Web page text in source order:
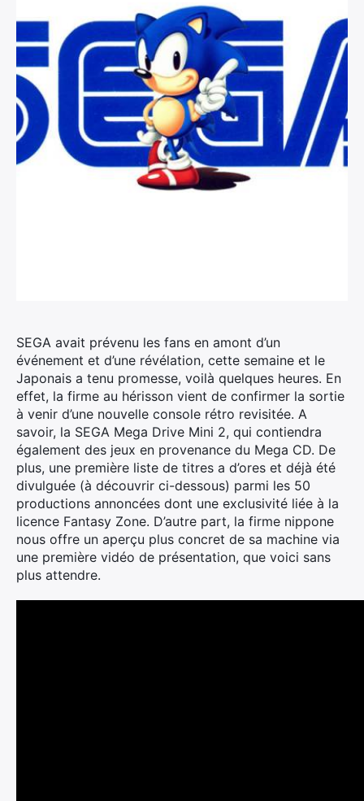
SEGA avait prévenu les fans en amont d’un
événement et d’une révélation, cette semaine et le
Japonais a tenu promesse, voilà quelques heures. En
effet, la firme au hérisson vient de confirmer la sortie
à venir d’une nouvelle console rétro revisitée. A
savoir, la SEGA Mega Drive Mini 2, qui contiendra
également des jeux en provenance du Mega CD. De
plus, une première liste de titres a d’ores et déjà été
divulguée (à découvrir ci-dessous) parmi les 50
productions annoncées dont une exclusivité liée à la
licence Fantasy Zone. D’autre part, la firme nippone
nous offre un aperçu plus concret de sa machine via
une première vidéo de présentation, que voici sans
plus attendre.